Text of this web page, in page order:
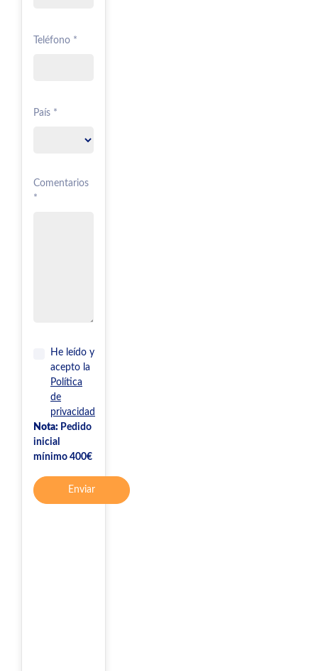
Teléfono *
País *
Comentarios
*
He leído y
acepto la
Política
de
privacidad
Nota: Pedido
inicial
mínimo 400€
Enviar